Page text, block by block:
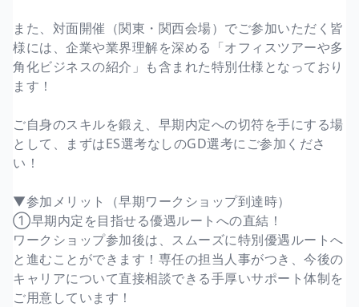
また、対面開催（関東・関西会場）でご参加いただく皆
様には、企業や業界理解を深める「オフィスツアーや多
角化ビジネスの紹介」も含まれた特別仕様となっており
ます！
ご自身のスキルを鍛え、早期内定への切符を手にする場
として、まずはES選考なしのGD選考にご参加くださ
い！
▼参加メリット（早期ワークショップ到達時）
①早期内定を目指せる優遇ルートへの直結！
ワークショップ参加後は、スムーズに特別優遇ルートへ
と進むことができます！専任の担当人事がつき、今後の
キャリアについて直接相談できる手厚いサポート体制を
ご用意しています！